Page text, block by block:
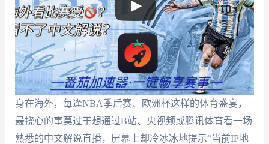
身在海外，每逢NBA季后赛、欧洲杯这样的体育盛宴，
最挠心的事莫过于想通过B站、央视频或腾讯体育看一场
熟悉的中文解说直播，屏幕上却冷冰冰地提示“当前IP地